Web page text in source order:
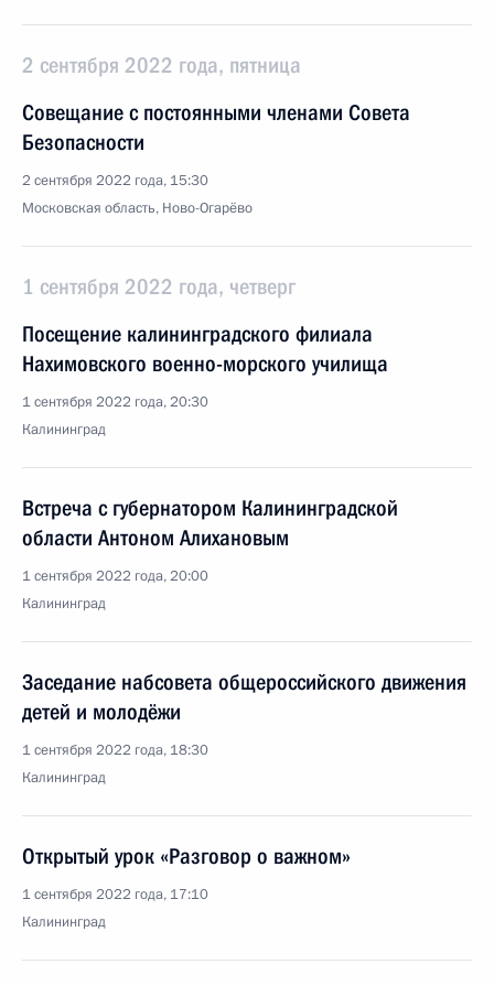
2 сентября 2022 года, пятница
Совещание с постоянными членами Совета
Безопасности
2 сентября 2022 года, 15:30
Московская область, Ново-Огарёво
1 сентября 2022 года, четверг
Посещение калининградского филиала
Нахимовского военно-морского училища
1 сентября 2022 года, 20:30
Калининград
Встреча с губернатором Калининградской
области Антоном Алихановым
1 сентября 2022 года, 20:00
Калининград
Заседание набсовета общероссийского движения
детей и молодёжи
1 сентября 2022 года, 18:30
Калининград
Открытый урок «Разговор о важном»
1 сентября 2022 года, 17:10
Калининград